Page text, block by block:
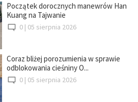
Początek dorocznych manewrów Han
Kuang na Tajwanie
0 | 05 sierpnia 2026
Coraz bliżej porozumienia w sprawie
odblokowania cieśniny O...
0 | 05 sierpnia 2026